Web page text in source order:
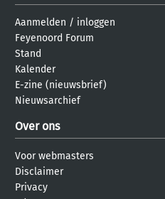
Aanmelden / inloggen
Feyenoord Forum
Stand
Kalender
E-zine (nieuwsbrief)
Nieuwsarchief
Over ons
Voor webmasters
Disclaimer
Privacy